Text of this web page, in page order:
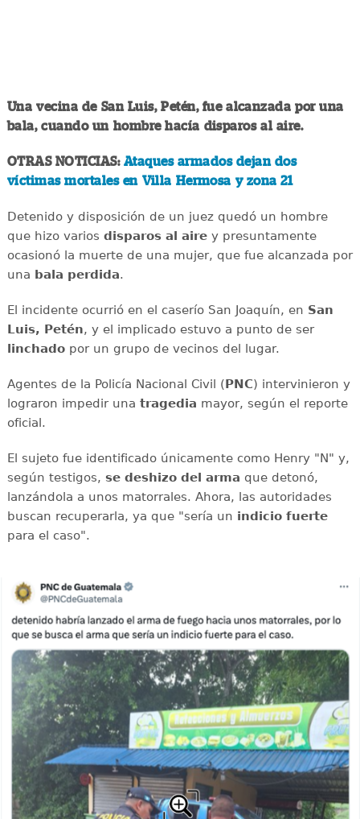
Una vecina de San Luis, Petén, fue alcanzada por una
bala, cuando un hombre hacía disparos al aire.
OTRAS NOTICIAS: Ataques armados dejan dos
víctimas mortales en Villa Hermosa y zona 21
Detenido y disposición de un juez quedó un hombre
que hizo varios disparos al airey presuntamente
ocasionó la muerte de una mujer, que fue alcanzada por
una bala perdida.
El incidente ocurrió en el caserío San Joaquín, en San
Luis, Petén, y el implicado estuvo a punto de ser
linchadopor un grupo de vecinos del lugar.
Agentes de la Policía Nacional Civil (PNC) intervinieron y
lograron impedir una tragedia mayor, según el reporte
oficial.
El sujeto fue identificado únicamente como Henry "N" y,
según testigos, se deshizo del arma que detonó,
lanzándola a unos matorrales. Ahora, las autoridades
buscan recuperarla, ya que "sería un indicio fuerte
para el caso".